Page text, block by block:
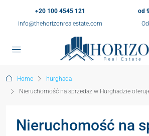
+20 100 4545 121
info@thehorizonrealestate.com
od
Home
hurghada
Nieruchomość na sprzedaż w Hurghadzie
Nieruchomość na